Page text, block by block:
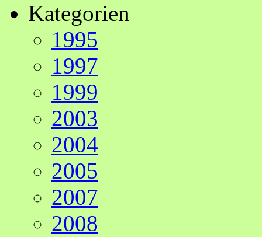
Kategorien
1995
1997
1999
2003
2004
2005
2007
2008